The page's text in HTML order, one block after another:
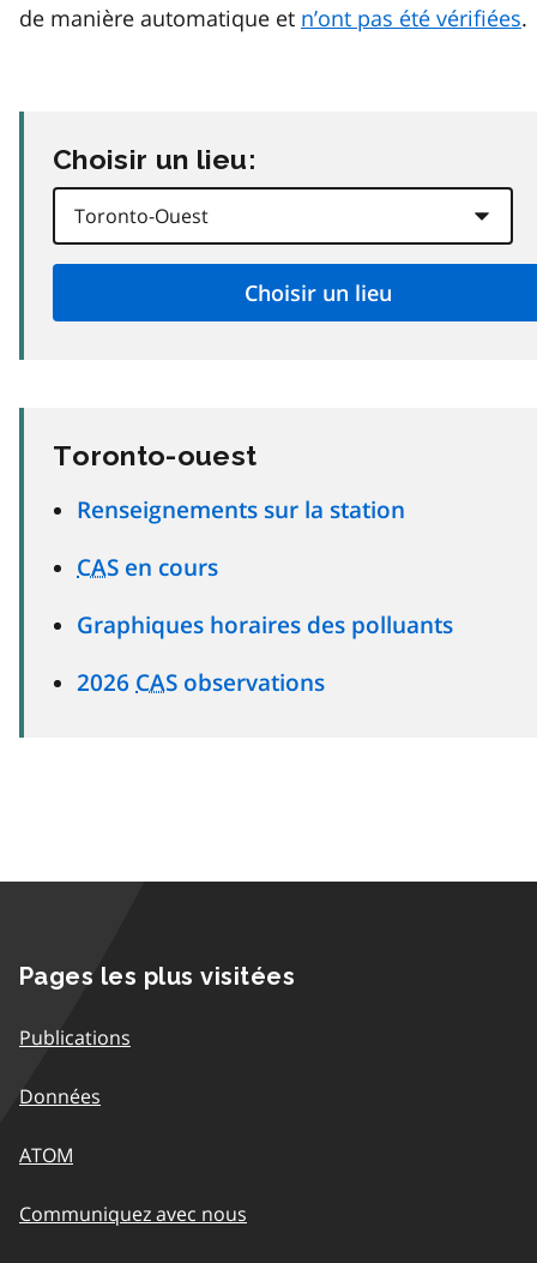
de manière automatique et n’ont pas été vérifiées.
Choisir un lieu:
Toronto-ouest
Renseignements sur la station
CAS en cours
Graphiques horaires des polluants
2026 CAS observations
Pages les plus visitées
Publications
Données
ATOM
Communiquez avec nous